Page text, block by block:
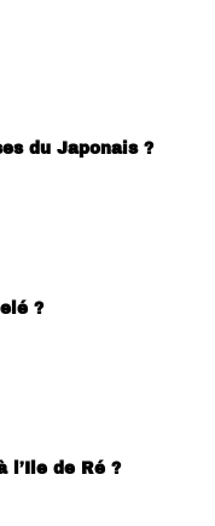
du Japonais ?
?
l’Ile de Ré ?